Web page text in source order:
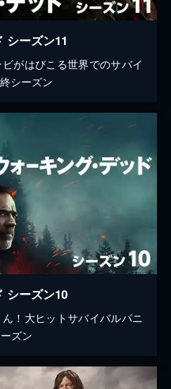
シーズン11
がはびこる世界でのサバイ
シーズン
シーズン10
！大ヒットサバイバルパニ
ズン